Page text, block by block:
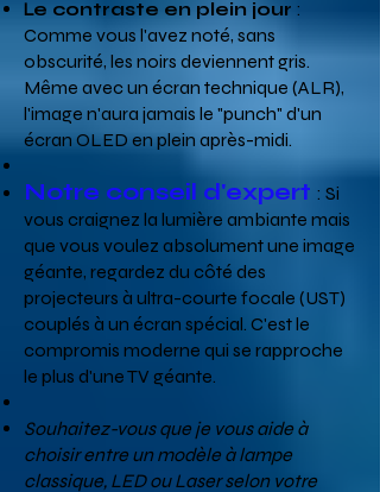
Le contraste en plein jour :
Comme vous l'avez noté, sans
obscurité, les noirs deviennent gris.
Même avec un écran technique (ALR),
l'image n'aura jamais le "punch" d'un
écran OLED en plein après-midi.
Notre conseil d'expert : Si
vous craignez la lumière ambiante mais
que vous voulez absolument une image
géante, regardez du côté des
projecteurs à ultra-courte focale (UST)
couplés à un écran spécial. C'est le
compromis moderne qui se rapproche
le plus d'une TV géante.
Souhaitez-vous que je vous aide à
choisir entre un modèle à lampe
classique, LED ou Laserselon votre